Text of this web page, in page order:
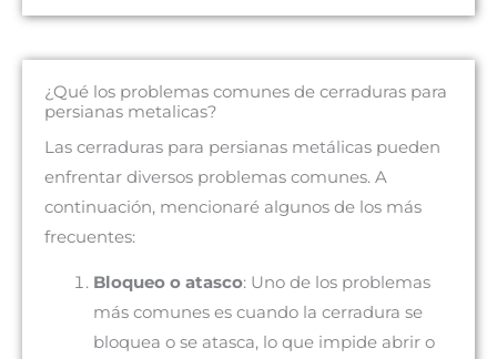
¿Qué los problemas comunes de cerraduras para
persianas metalicas?
Las cerraduras para persianas metálicas pueden
enfrentar diversos problemas comunes. A
continuación, mencionaré algunos de los más
frecuentes:
Bloqueo o atasco: Uno de los problemas
más comunes es cuando la cerradura se
bloquea o se atasca, lo que impide abrir o